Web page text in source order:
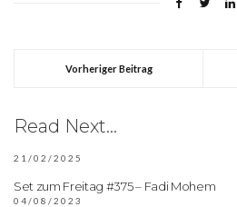
Vorheriger Beitrag
Read Next...
21/02/2025
Set zum Freitag #375 – Fadi Mohem
04/08/2023